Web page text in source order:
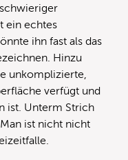
ein echtes
ihn fast als das
Hinzu
unkomplizierte,
verfügt und
ist. Unterm Strich
ist nicht nicht